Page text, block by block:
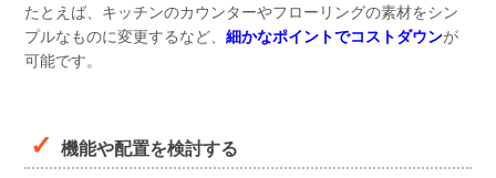
たとえば、キッチンのカウンターやフローリングの素材をシン
プルなものに変更するなど、 細かなポイントでコストダウンが
可能です。
機能や配置を検討する